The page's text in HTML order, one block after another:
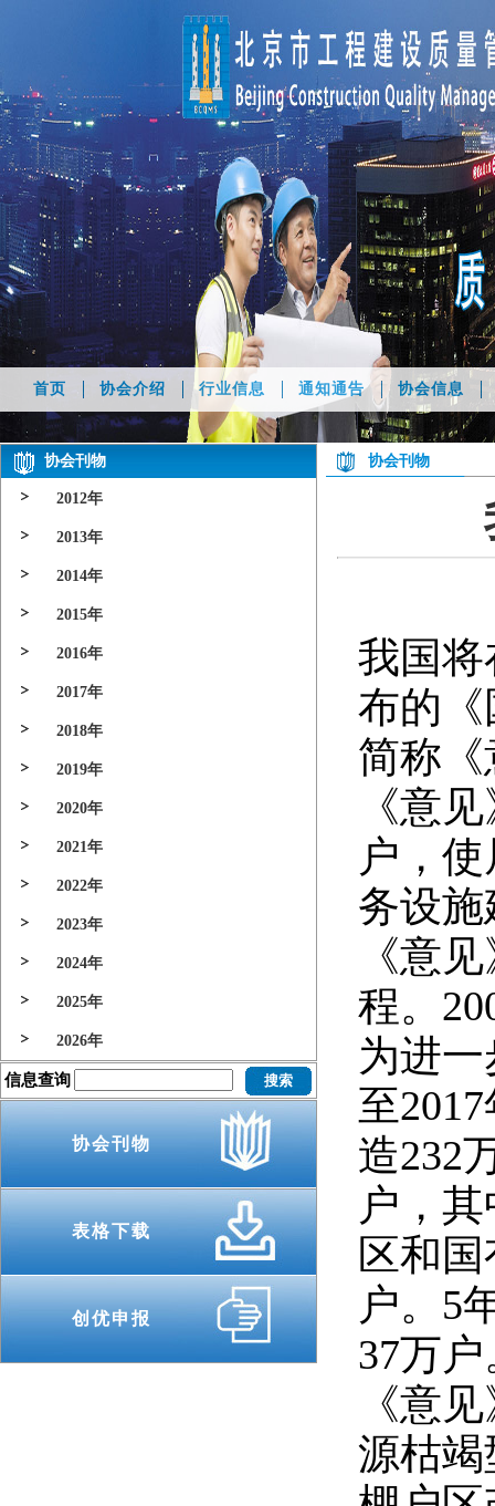
首页 协会介绍 行业信息 通知通告 协会信息
协会刊物
2012年
2013年
2014年
2015年
2016年
2017年
2018年
2019年
2020年
2021年
2022年
2023年
2024年
2025年
2026年
信息查询
协会刊物
表格下载
创优申报
协会刊物
我国将
布的
简称
《意
户，
务设
《意
程。
为进
至
造232
户，
区和
户。5
37万户
《意
源枯